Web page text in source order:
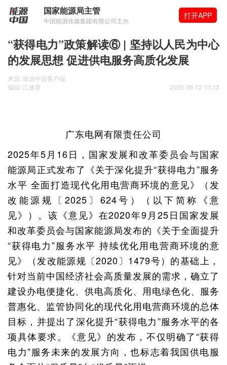
国家能源局主管
中国能源传媒集团有限公司主办
打开APP
“获得电力”政策解读⑥ | 坚持以人民为中心
的发展思想 促进供电服务高质化发展
来源: 能源中国客户端
编辑: 江蓬新
2025-06-12 10:13
广东电网有限责任公司
2025年5月16日，国家发展和改革委员会与国家
能源局正式发布了《关于深化提升“获得电力”服务
水平 全面打造现代化用电营商环境的意见》（发
改能源规〔2025〕624号）（以下简称《意
见》）。该《意见》在2020年9月25日国家发展
和改革委员会与国家能源局发布的《关于全面提升
“获得电力”服务水平 持续优化用电营商环境的意
见》（发改能源规〔2020〕1479号）的基础上，
针对当前中国经济社会高质量发展的需求，确立了
建设办电便捷化、供电高质化、用电绿色化、服务
普惠化、监管协同化的现代化用电营商环境的总体
目标，并提出了深化提升“获得电力”服务水平的各
项具体要求。《意见》的发布，不仅明确了“获得
电力”服务未来的发展方向，也标志着我国供电服